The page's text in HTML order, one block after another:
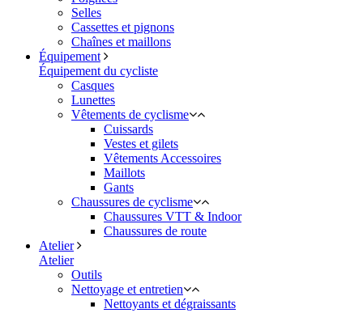
Selles
Cassettes et pignons
Chaînes et maillons
Équipement
Équipement du cycliste
Casques
Lunettes
Vêtements de cyclisme
Cuissards
Vestes et gilets
Vêtements Accessoires
Maillots
Gants
Chaussures de cyclisme
Chaussures VTT & Indoor
Chaussures de route
Atelier
Atelier
Outils
Nettoyage et entretien
Nettoyants et dégraissants